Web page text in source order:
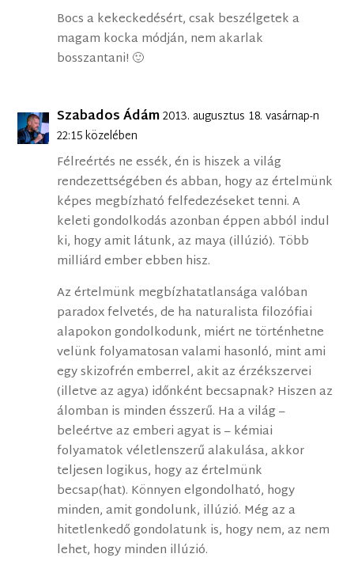
Bocs a kekeckedésért, csak beszélgetek a
magam kocka módján, nem akarlak
bosszantani! 🙂
Szabados Ádám2013. augusztus 18. vasárnap-n
22:15 közelében
Félreértés ne essék, én is hiszek a világ
rendezettségében és abban, hogy az értelmünk
képes megbízható felfedezéseket tenni. A
keleti gondolkodás azonban éppen abból indul
ki, hogy amit látunk, az maya (illúzió). Több
milliárd ember ebben hisz.
Az értelmünk megbízhatatlansága valóban
paradox felvetés, de ha naturalista filozófiai
alapokon gondolkodunk, miért ne történhetne
velünk folyamatosan valami hasonló, mint ami
egy skizofrén emberrel, akit az érzékszervei
(illetve az agya) időnként becsapnak? Hiszen az
álomban is minden ésszerű. Ha a világ –
beleértve az emberi agyat is – kémiai
folyamatok véletlenszerű alakulása, akkor
teljesen logikus, hogy az értelmünk
becsap(hat). Könnyen elgondolható, hogy
minden, amit gondolunk, illúzió. Még az a
hitetlenkedő gondolatunk is, hogy nem, az nem
lehet, hogy minden illúzió.